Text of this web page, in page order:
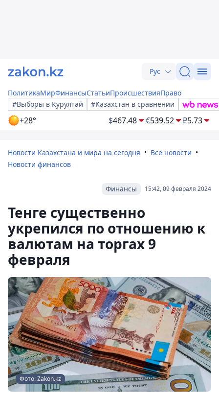
Рус
ПолитикаМирФинансыСтатьиПроисшествияПраво
#Выборы в Курултай
#Казахстан в сравнении
+28° $467.48 €539.52 ₽5.73
Новости Казахстана и мира на сегодня
Все новости
Новости финансов
15:42, 09 февраля 2024
Финансы
Тенге существенно
укрепился по отношению к
валютам на торгах 9
февраля
Фото: Zakon.kz